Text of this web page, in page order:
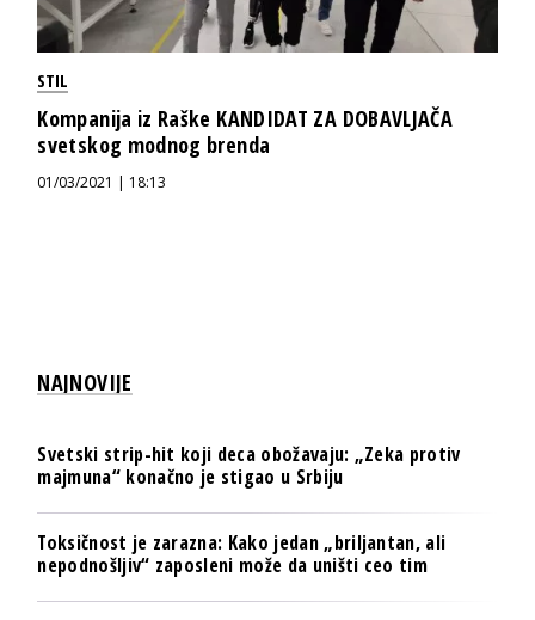
STIL
Kompanija iz Raške KANDIDAT ZA DOBAVLJAČA
svetskog modnog brenda
01/03/2021 | 18:13
NAJNOVIJE
Svetski strip-hit koji deca obožavaju: „Zeka protiv
majmuna“ konačno je stigao u Srbiju
Toksičnost je zarazna: Kako jedan „briljantan, ali
nepodnošljiv“ zaposleni može da uništi ceo tim